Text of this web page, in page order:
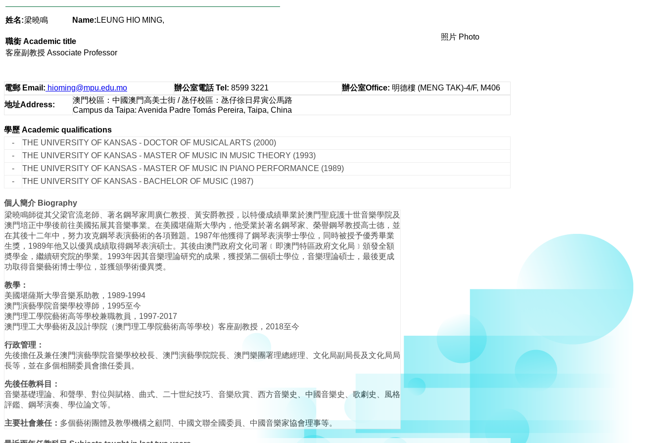
姓名:梁曉鳴 Name: LEUNG HIO MING,
職銜 Academic title
客座副教授 Associate Professor
照片 Photo
電郵 Email : hioming@mpu.edu.mo 辦公室電話Tel : 8599 3221 辦公室Office: 明德樓 (MENG TAK)-4/F, M406
地址Address:
澳門校區：中國澳門高美士街 / 氹仔校區：氹仔徐日昇寅公馬路
Campus da Taipa: Avenida Padre Tomás Pereira, Taipa, China
學歷 Academic qualifications
-
THE UNIVERSITY OF KANSAS - DOCTOR OF MUSICAL ARTS (2000)
-
THE UNIVERSITY OF KANSAS - MASTER OF MUSIC IN MUSIC THEORY (1993)
-
THE UNIVERSITY OF KANSAS - MASTER OF MUSIC IN PIANO PERFORMANCE (1989)
-
THE UNIVERSITY OF KANSAS - BACHELOR OF MUSIC (1987)
個人簡介 Biography
梁曉鳴師從其父梁官流老師、著名鋼琴家周廣仁教授、黃安爵教授，以特優成績畢業於澳門聖庇護十世音樂學院及
澳門培正中學後前往美國拓展其音樂事業。在美國堪薩斯大學內，他受業於著名鋼琴家、榮譽鋼琴教授高士德，並
在其後十二年中，努力攻克鋼琴表演藝術的各項難題。1987年他獲得了鋼琴表演學士學位，同時被授予優秀畢業
生獎，1989年他又以優異成績取得鋼琴表演碩士。其後由澳門政府文化司署﹝即澳門特區政府文化局﹞頒發全額
奬學金，繼續研究院的學業。1993年因其音樂理論研究的成果，獲授第二個碩士學位，音樂理論碩士，最後更成
功取得音樂藝術博士學位，並獲頒學術優異獎。
教學：
美國堪薩斯大學音樂系助教，1989-1994
澳門演藝學院音樂學校導師，1995至今
澳門理工學院藝術高等學校兼職教員，1997-2017
澳門理工大學藝術及設計學院（澳門理工學院藝術高等學校）客座副教授，2018至今
行政管理：
先後擔任及兼任澳門演藝學院音樂學校校長、澳門演藝學院院長、澳門樂團署理總經理、文化局副局長及文化局局
長等，並在多個相關委員會擔任委員。
先後任教科目：
音樂基礎理論、和聲學、對位與賦格、曲式、二十世紀技巧、音樂欣賞、西方音樂史、中國音樂史、歌劇史、風格
評鑑、鋼琴演奏、學位論文等。
主要社會兼任： 多個藝術團體及教學機構之顧問、中國文聯全國委員、中國音樂家協會理事等。